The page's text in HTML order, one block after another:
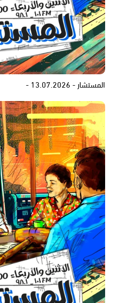
المستشار - 13.07.2026 -